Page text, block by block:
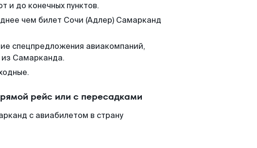
и до конечных пунктов.
чем билет Сочи (Адлер) Самарканд
спецпредложения авиакомпаний,
Самарканда.
рейс или с пересадками
с авиабилетом в страну